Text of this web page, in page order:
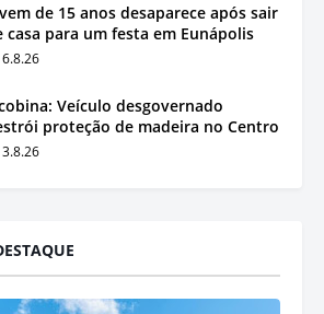
de 15 anos desaparece após sair
casa para um festa em Eunápolis
6.8.26
Veículo desgovernado
proteção de madeira no Centro
3.8.26